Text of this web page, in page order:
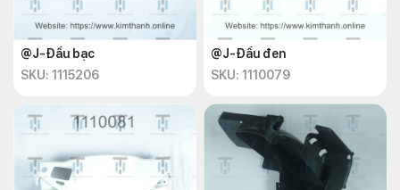
@J-Đầu bạc
SKU: 1115206
@J-Đầu đen
SKU: 1110079